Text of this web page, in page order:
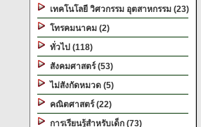
เทคโนโลยี วิศวกรรม อุตสาหกรรม (23)
โทรคมนาคม (2)
ทั่วไป (118)
สังคมศาสตร์ (53)
ไม่สังกัดหมวด (5)
คณิตศาสตร์ (22)
การเรียนรู้สำหรับเด็ก (73)